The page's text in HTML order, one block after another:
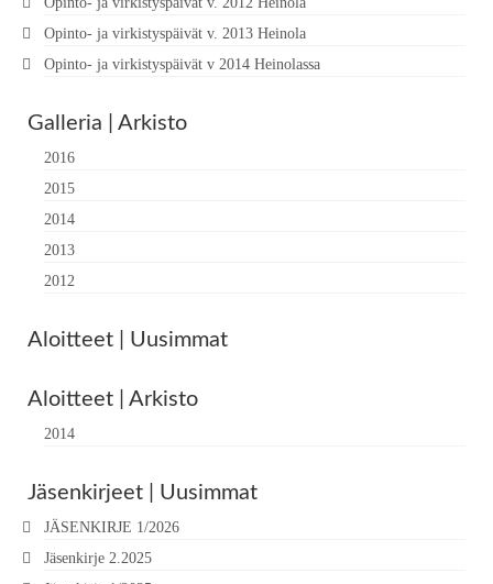
Opinto- ja virkistyspäivät v. 2013 Heinola
Opinto- ja virkistyspäivät v 2014 Heinolassa
Galleria | Arkisto
2016
2015
2014
2013
2012
Aloitteet | Uusimmat
Aloitteet | Arkisto
2014
Jäsenkirjeet | Uusimmat
JÄSENKIRJE 1/2026
Jäsenkirje 2.2025